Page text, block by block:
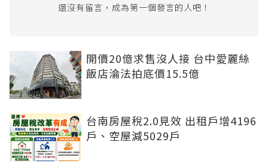
還沒有留言，成為第一個發言的人吧！
開價20億求售沒人接 台中愛麗絲
飯店淪法拍底價15.5億
台南房屋稅2.0見效 出租戶增4196
戶、空屋減5029戶